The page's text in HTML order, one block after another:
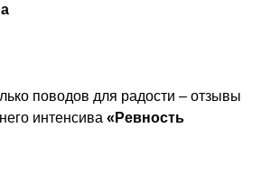
поводов для радости – отзывы
интенсива «Ревность